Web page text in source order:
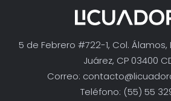
5 de Febrero #722-1, Col.
Juárez, CP 03400
Correo:
Teléfono: (55) 55